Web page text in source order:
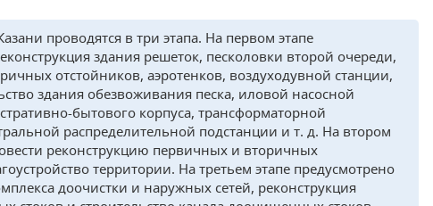
проводятся в три этапа. На первом этапе
здания решеток, песколовки второй очереди,
отстойников, аэротенков, воздуходувной станции,
здания обезвоживания песка, иловой насосной
бытового корпуса, трансформаторной
распределительной подстанции и т. д. На втором
реконструкцию первичных и вторичных
территории. На третьем этапе предусмотрено
доочистки и наружных сетей, реконструкция